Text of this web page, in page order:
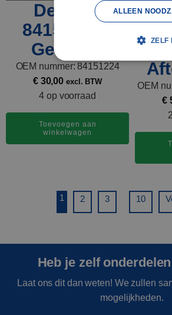
Deksel -
84151224 -
Gebruikt
OEM nummer: 84151224
€30,00 excl. BTW
4 op voorraad
Toevoegen aan
winkelwagen
OEM
€
1 2 3 10
Heb je zelf
Laat ons dit dan weten! We zullen
mogelijkheden.
ALLEEN
ZELF